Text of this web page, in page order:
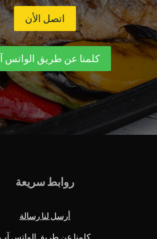
اتصل الأن
كلمنا عن طريق الواتس
روابط سريعة
أرسل لنا رسالة